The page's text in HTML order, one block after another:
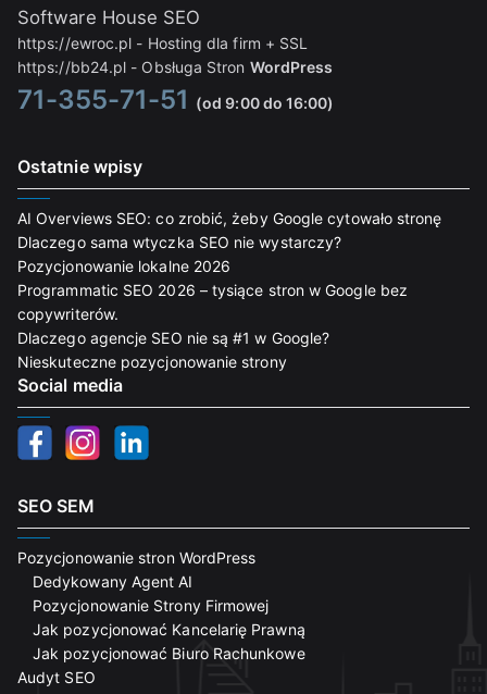
Software House SEO
https://ewroc.pl - Hosting dla firm + SSL
https://bb24.pl - Obsługa Stron WordPress
71-355-71-51 (od 9:00 do 16:00)
Ostatnie wpisy
AI Overviews SEO: co zrobić, żeby Google cytowało stronę
Dlaczego sama wtyczka SEO nie wystarczy?
Pozycjonowanie lokalne 2026
Programmatic SEO 2026 – tysiące stron w Google bez
copywriterów.
Dlaczego agencje SEO nie są #1 w Google?
Nieskuteczne pozycjonowanie strony
Social media
SEO SEM
Pozycjonowanie stron WordPress
Dedykowany Agent AI
Pozycjonowanie Strony Firmowej
Jak pozycjonować Kancelarię Prawną
Jak pozycjonować Biuro Rachunkowe
Audyt SEO